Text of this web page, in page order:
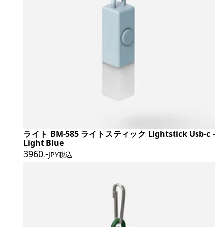
ライト BM-585 ライトスティック Lightstick Usb-c -
Light Blue
3960.-JPY税込